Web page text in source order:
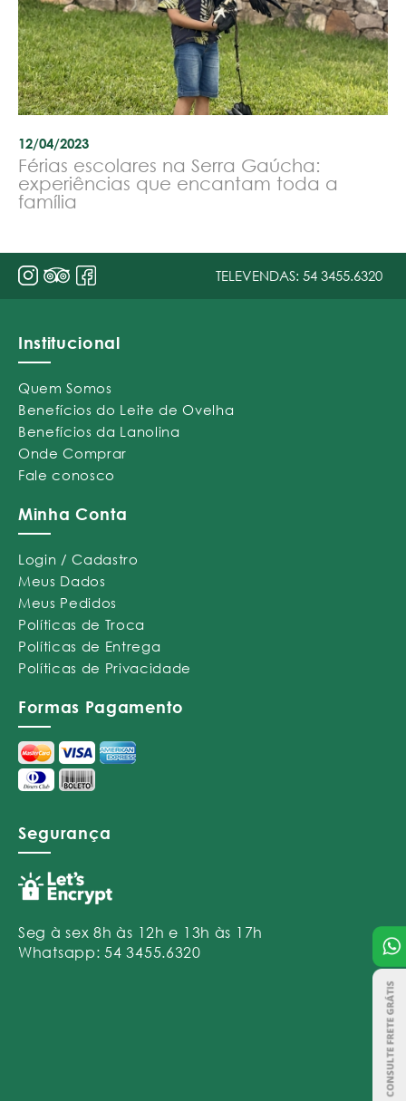
12/04/2023
Férias escolares na Serra Gaúcha:
experiências que encantam toda a
família
TELEVENDAS: 54 3455.6320
Institucional
Quem Somos
Benefícios do Leite de Ovelha
Benefícios da Lanolina
Onde Comprar
Fale conosco
Minha Conta
Login / Cadastro
Meus Dados
Meus Pedidos
Políticas de Troca
Políticas de Entrega
Políticas de Privacidade
Formas Pagamento
Segurança
Seg à sex 8h às 12h e 13h às 17h
Whatsapp: 54 3455.6320